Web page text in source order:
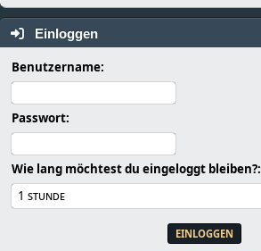
Einloggen
Benutzername:
Passwort:
Wie lang möchtest du eingeloggt bleiben?: